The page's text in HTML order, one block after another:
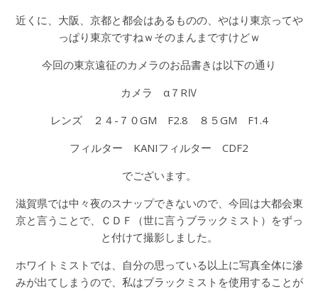
近くに、大阪、京都と都会はあるものの、やはり東京ってや
っぱり東京ですねｗそのまんまですけどｗ
今回の東京遠征のカメラのお品書きは以下の通り
カメラ α７RⅣ
レンズ ２４-７０GM F2.8 ８５GM F1.4
フィルター KANIフィルター CDF2
でございます。
滋賀県では中々夜のスナップできないので、今回は大都会東
京と言うことで、ＣＤＦ（世に言うブラックミスト）をずっ
と付けて撮影しました。
ホワイトミストでは、自分の思っている以上に写真全体に滲
みが出てしまうので、私はブラックミストを使用することが